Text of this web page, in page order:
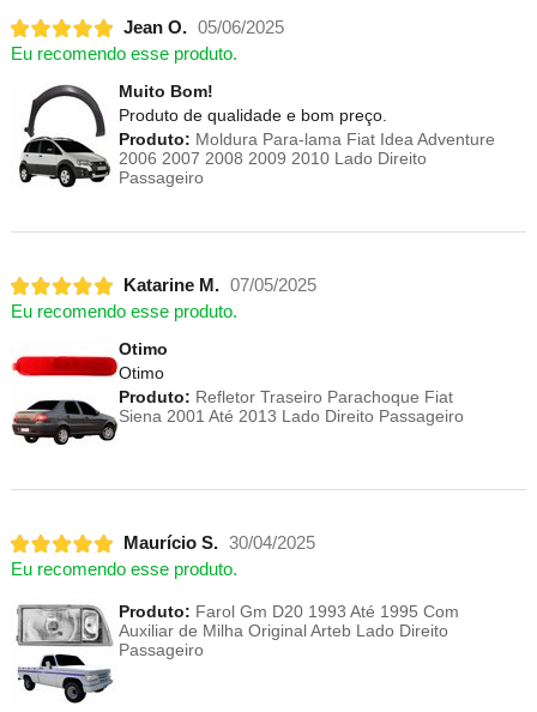
Jean O. 05/06/2025
Eu recomendo esse produto.
Muito Bom!
Produto de qualidade e bom preço.
Produto: Moldura Para-lama Fiat Idea Adventure
2006 2007 2008 2009 2010 Lado Direito
Passageiro
Katarine M. 07/05/2025
Eu recomendo esse produto.
Otimo
Otimo
Produto: Refletor Traseiro Parachoque Fiat
Siena 2001 Até 2013 Lado Direito Passageiro
Maurício S. 30/04/2025
Eu recomendo esse produto.
Produto: Farol Gm D20 1993 Até 1995 Com
Auxiliar de Milha Original Arteb Lado Direito
Passageiro